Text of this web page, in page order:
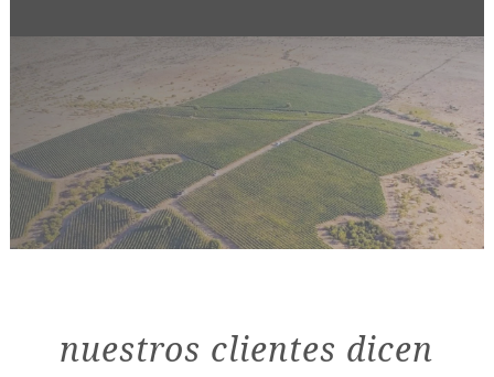
nuestros clientes dicen